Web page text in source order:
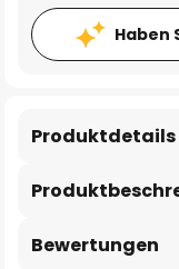
Haben
Produktdetails
Bewertungen